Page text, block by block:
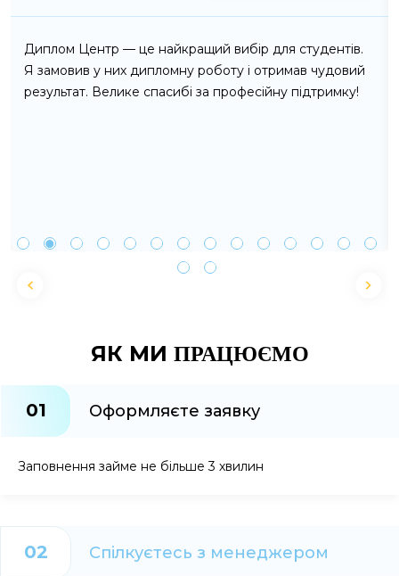
Диплом Центр — це найкращий вибір для студентів.
Я замовив у них дипломну роботу і отримав чудовий
результат. Велике спасибі за професійну підтримку!
ЯК МИ ПРАЦЮЄМО
01 Оформляєте заявку
Заповнення займе не більше 3 хвилин
02 Спілкуєтесь з менеджером